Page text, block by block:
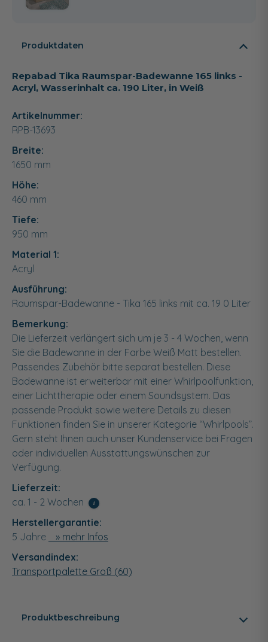
Produktdaten
Repabad Tika Raumspar-Badewanne 165 links -
Acryl, Wasserinhalt ca. 190 Liter, in Weiß
Artikelnummer:
RPB-13693
Breite:
1650 mm
Höhe:
460 mm
Tiefe:
950 mm
Material 1:
Acryl
Ausführung:
Raumspar-Badewanne - Tika 165 links mit ca. 19 0 Liter
Bemerkung:
Die Lieferzeit verlängert sich um je 3 - 4 Wochen, wenn
Sie die Badewanne in der Farbe Weiß Matt bestellen.
Passendes Zubehör bitte separat bestellen. Diese
Badewanne ist erweiterbar mit einer Whirlpoolfunktion,
einer Lichttherapie oder einem Soundsystem. Das
passende Produkt sowie weitere Details zu diesen
Funktionen finden Sie in unserer Kategorie “Whirlpools”.
Gern steht Ihnen auch unser Kundenservice bei Fragen
oder individuellen Ausstattungswünschen zur
Verfügung.
Lieferzeit:
ca. 1 - 2 Wochen
i
Herstellergarantie:
5 Jahre
» mehr Infos
Versandindex:
Transportpalette Groß (60)
Produktbeschreibung